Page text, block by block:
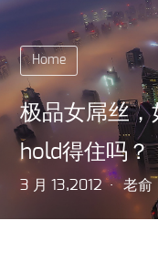
Home
极品女屌丝
hold得住吗？
3 月 13,2012 老俞